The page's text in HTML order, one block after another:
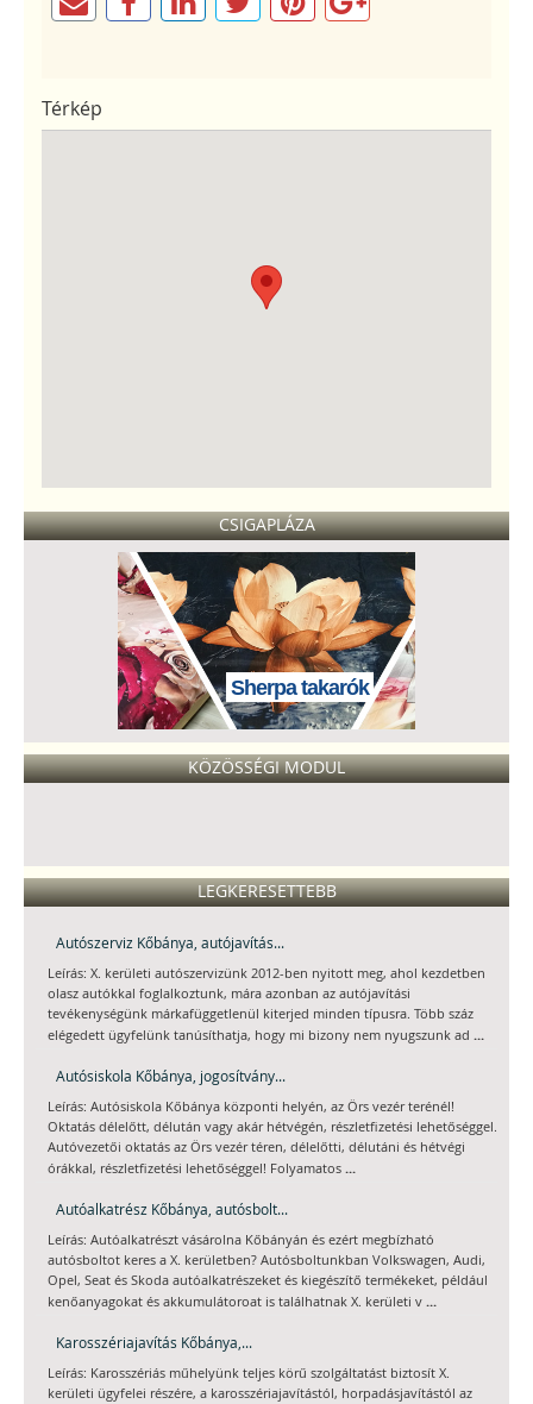
Térkép
CSIGAPLÁZA
Sherpa takarók
KÖZÖSSÉGI MODUL
LEGKERESETTEBB
Autószerviz Kőbánya, autójavítás...
Leírás: X. kerületi autószervizünk 2012-ben nyitott meg, ahol kezdetben
olasz autókkal foglalkoztunk, mára azonban az autójavítási
tevékenységünk márkafüggetlenül kiterjed minden típusra. Több száz
elégedett ügyfelünk tanúsíthatja, hogy mi bizony nem nyugszunk ad ...
Autósiskola Kőbánya, jogosítvány...
Leírás: Autósiskola Kőbánya központi helyén, az Örs vezér terénél!
Oktatás délelőtt, délután vagy akár hétvégén, részletfizetési lehetőséggel.
Autóvezetői oktatás az Örs vezér téren, délelőtti, délutáni és hétvégi
órákkal, részletfizetési lehetőséggel! Folyamatos ...
Autóalkatrész Kőbánya, autósbolt...
Leírás: Autóalkatrészt vásárolna Kőbányán és ezért megbízható
autósboltot keres a X. kerületben? Autósboltunkban Volkswagen, Audi,
Opel, Seat és Skoda autóalkatrészeket és kiegészítő termékeket, például
kenőanyagokat és akkumulátoroat is találhatnak X. kerületi v ...
Karosszériajavítás Kőbánya,...
Leírás: Karosszériás műhelyünk teljes körű szolgáltatást biztosít X.
kerületi ügyfelei részére, a karosszériajavítástól, horpadásjavítástól az